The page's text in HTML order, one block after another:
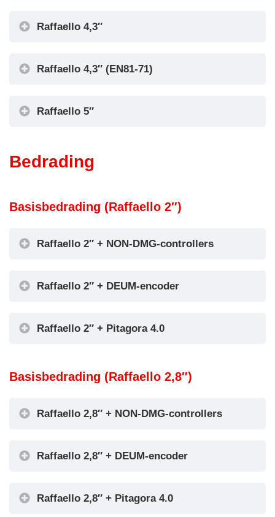
Raffaello 4,3″
Raffaello 4,3″ (EN81-71)
Raffaello 5″
Bedrading
Basisbedrading (Raffaello 2″)
Raffaello 2″ + NON-DMG-controllers
Raffaello 2″ + DEUM-encoder
Raffaello 2″ + Pitagora 4.0
Basisbedrading (Raffaello 2,8″)
Raffaello 2,8″ + NON-DMG-controllers
Raffaello 2,8″ + DEUM-encoder
Raffaello 2,8″ + Pitagora 4.0